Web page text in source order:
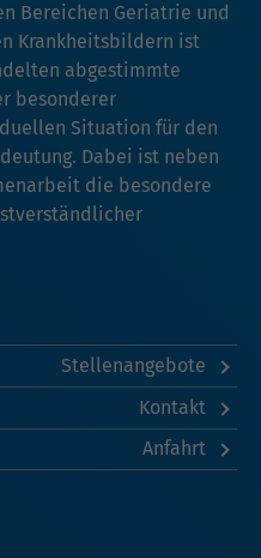
Bereichen Geriatrie und
Krankheitsbildern ist
abgestimmte
besonderer
Situation für den
Dabei ist neben
die besondere
Stellenangebote
Kontakt
Anfahrt